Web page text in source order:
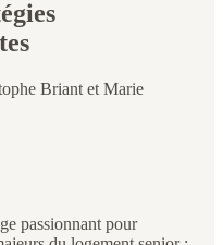
Briant et Marie
passionnant pour